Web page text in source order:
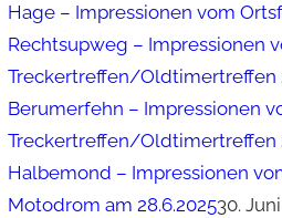
Hage – Impressionen vom
Rechtsupweg – Impressionen
Treckertreffen/Oldtimertreffen
Berumerfehn – Impressionen
Treckertreffen/Oldtimertreffen
Halbemond – Impressionen
Motodrom am 28.6.202530.